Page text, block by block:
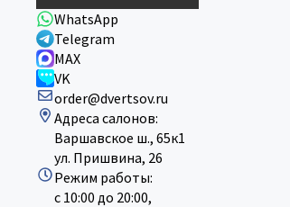
WhatsApp
Telegram
MAX
VK
order@dvertsov.ru
Адреса салонов:
Варшавское ш., 65к1
ул. Пришвина, 26
Режим работы:
с 10:00 до 20:00,